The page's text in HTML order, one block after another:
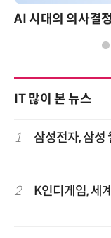
IT 많이 본 뉴스
1 삼성전자, 삼성
2 K인디게임, 세